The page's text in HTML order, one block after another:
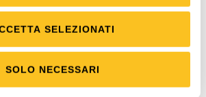
SELEZIONATI
SOLO NECESSARI
non sei registrato, vai all'area di registrazione